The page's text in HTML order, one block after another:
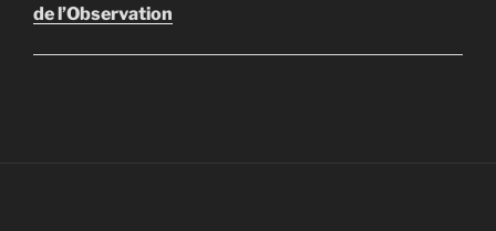
de l’Observation